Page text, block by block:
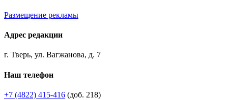
Размещение рекламы
Адрес редакции
г. Тверь, ул. Вагжанова, д. 7
Наш телефон
+7 (4822) 415-416 (доб. 218)